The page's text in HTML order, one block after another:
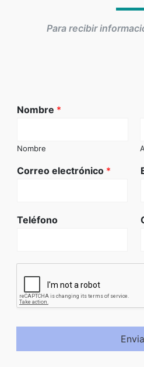
Para recibir
Nombre *
Nombre
Correo electrónico *
Teléfono